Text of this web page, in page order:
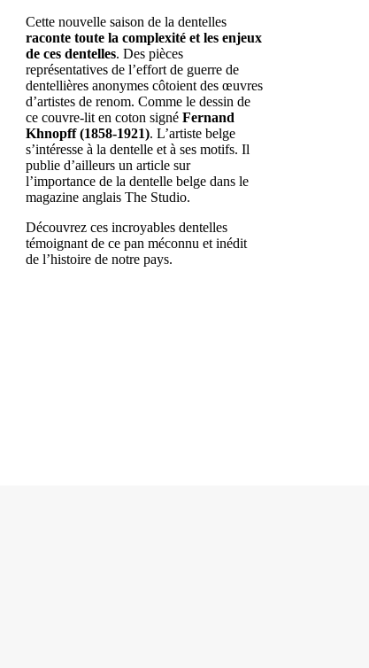
Cette nouvelle saison de la dentelles
raconte toute la complexité et les enjeux
de ces dentelles. Des pièces
représentatives de l’effort de guerre de
dentellières anonymes côtoient des œuvres
d’artistes de renom. Comme le dessin de
ce couvre-lit en coton signé Fernand
Khnopff (1858-1921). L’artiste belge
s’intéresse à la dentelle et à ses motifs. Il
publie d’ailleurs un article sur
l’importance de la dentelle belge dans le
magazine anglais The Studio.
Découvrez ces incroyables dentelles
témoignant de ce pan méconnu et inédit
de l’histoire de notre pays.